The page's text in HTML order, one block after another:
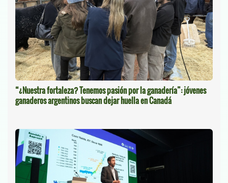
“¿Nuestra fortaleza? Tenemos pasión por la ganadería”: jóvenes
ganaderos argentinos buscan dejar huella en Canadá